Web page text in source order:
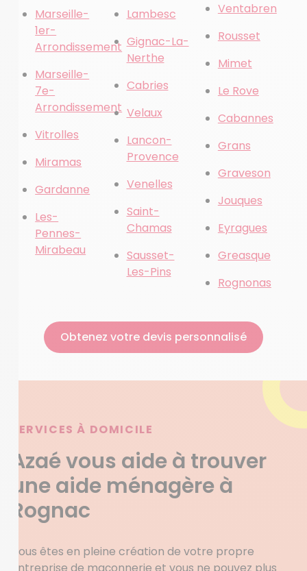
Marseille-
1er-
Arrondissement
Marseille-
7e-
Arrondissement
Vitrolles
Miramas
Gardanne
Les-
Pennes-
Mirabeau
Lambesc
Gignac-La-
Nerthe
Cabries
Velaux
Lancon-
Provence
Venelles
Saint-
Chamas
Sausset-
Les-Pins
Ventabren
Rousset
Mimet
Le Rove
Cabannes
Grans
Graveson
Jouques
Eyragues
Greasque
Rognonas
Obtenez votre devis personnalisé
SERVICES À DOMICILE
Azaé vous aide à trouver
une aide ménagère à
Rognac
Vous êtes en pleine création de votre propre